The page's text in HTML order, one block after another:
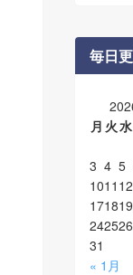
毎日
月 火水
3 4 5
1011 12
171819
242526
31
« 1月